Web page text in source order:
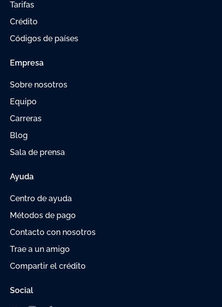
Tarifas
Crédito
Códigos de países
Empresa
Sobre nosotros
Equipo
Carreras
Blog
Sala de prensa
Ayuda
Centro de ayuda
Métodos de pago
Contacto con nosotros
Trae a un amigo
Compartir el crédito
Social